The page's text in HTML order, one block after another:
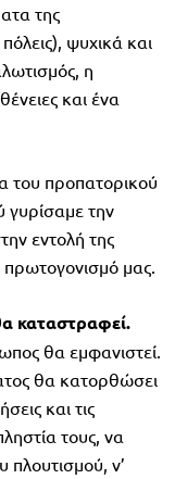
της
ψυχικά και
η
και ένα
του προπατορικού
γυρίσαμε την
εντολή της
μας.
καταστραφεί.
θα εμφανιστεί.
θα κατορθώσει
και τις
τους, να
ν’